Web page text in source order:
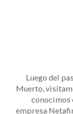
Luego del
Muerto,
conocimos
empresa